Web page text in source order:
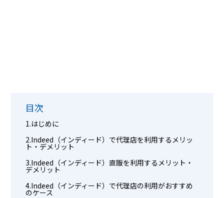
目次
はじめに
Indeed（インディード）で代理店を利用するメリッ
ト・デメリット
Indeed（インディード）直販を利用するメリット・
デメリット
Indeed（インディード）で代理店の利用がおすすめ
のケース